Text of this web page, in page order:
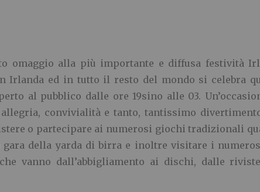
omaggio alla più importante e diffusa festività
Irlanda ed in tutto il resto del mondo si celebra
al pubblico dalle ore 19sino alle 03.
convivialità e tanto, tantissimo
o partecipare ai numerosi giochi tradizionali
della yarda di birra e inoltre visitare i
vanno dall’abbigliamento ai dischi, dalle